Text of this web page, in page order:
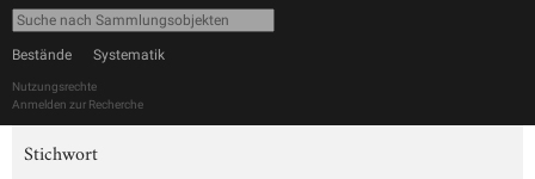
Bestände Systematik
Nutzungsrechte
Anmelden zur Recherche
Stichwort